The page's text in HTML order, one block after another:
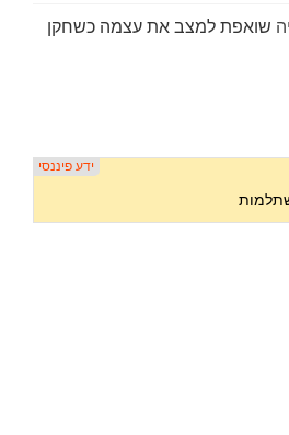
שואפת למצב את עצמה כשחקן